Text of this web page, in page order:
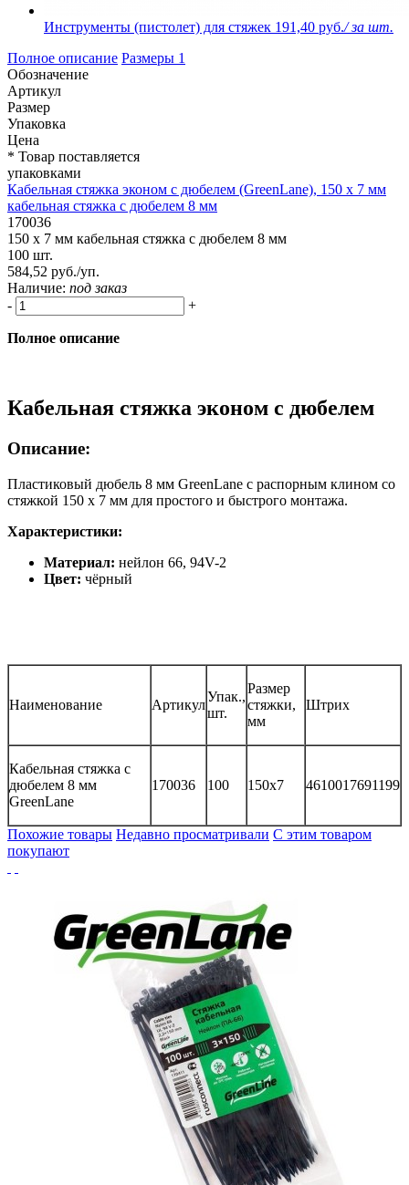
Инструменты (пистолет) для стяжек 191,40 руб./ за шт.
Полное описание Размеры 1
Обозначение
Артикул
Размер
Упаковка
Цена
* Товар поставляется
упаковками
Кабельная стяжка эконом с дюбелем (GreenLane), 150 х 7 мм
кабельная стяжка с дюбелем 8 мм
170036
150 х 7 мм кабельная стяжка с дюбелем 8 мм
100 шт.
584,52 руб./уп.
Наличие: под заказ
-
+
Полное описание
Кабельная стяжка эконом с дюбелем
Описание:
Пластиковый дюбель 8 мм GreenLane с распорным клином со
стяжкой 150 х 7 мм для простого и быстрого монтажа.
Характеристики:
Материал: нейлон 66, 94V-2
Цвет: чёрный
Наименование Артикул
Упак.,
шт.
Размер
стяжки,
мм
Штрих
Кабельная стяжка с
дюбелем 8 мм
GreenLane
170036 100 150x7 4610017691199
Похожие товары Недавно просматривали С этим товаром
покупают